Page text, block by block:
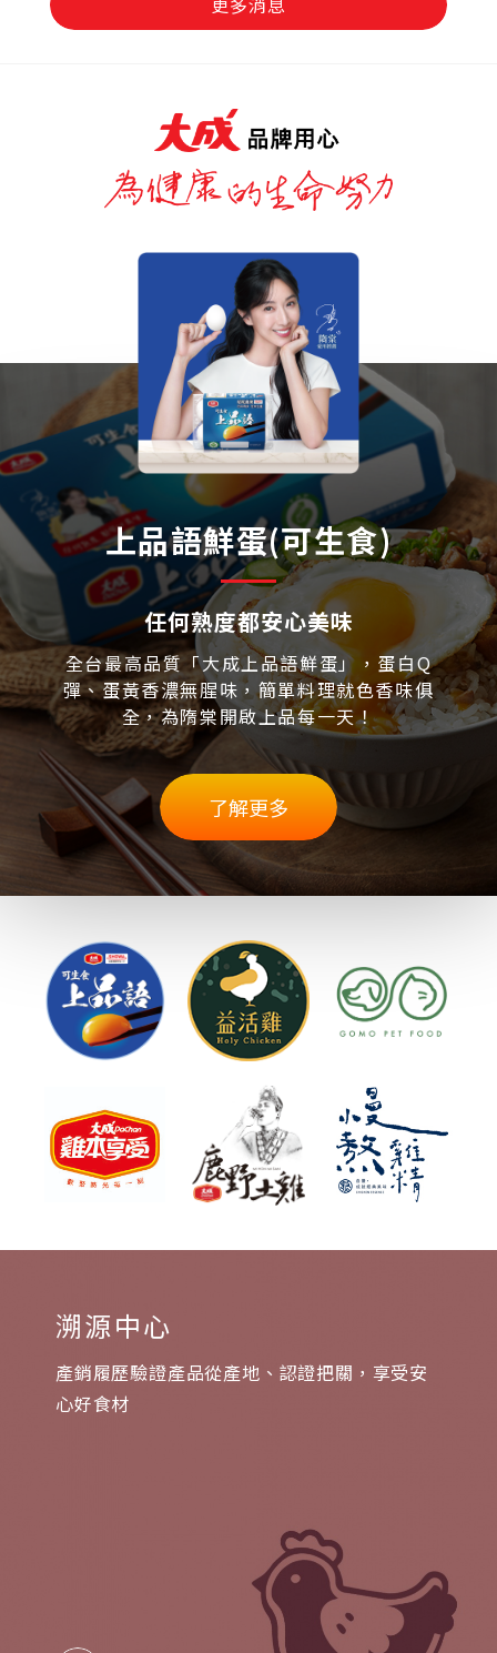
上品語鮮蛋(可生食)
任何熟度都安心美味
全台最高品質「大成上品語鮮蛋」，蛋白Q
彈、蛋黃香濃無腥味，簡單料理就色香味俱
全，為隋棠開啟上品每一天！
了解更多
溯源中心
產銷履歷驗證產品從產地、認證把關，享受安
心好食材